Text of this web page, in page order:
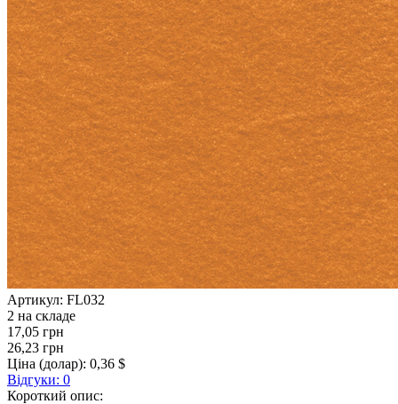
Артикул: FL032
2 на складе
17,05 грн
26,23 грн
Ціна (долар): 0,36 $
Відгуки: 0
Короткий опис: